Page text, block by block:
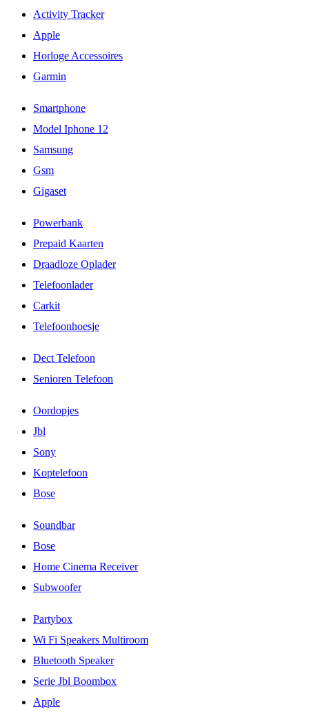
Activity Tracker
Apple
Horloge Accessoires
Garmin
Smartphone
Model Iphone 12
Samsung
Gsm
Gigaset
Powerbank
Prepaid Kaarten
Draadloze Oplader
Telefoonlader
Carkit
Telefoonhoesje
Dect Telefoon
Senioren Telefoon
Oordopjes
Jbl
Sony
Koptelefoon
Bose
Soundbar
Bose
Home Cinema Receiver
Subwoofer
Partybox
Wi Fi Speakers Multiroom
Bluetooth Speaker
Serie Jbl Boombox
Apple